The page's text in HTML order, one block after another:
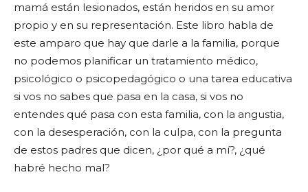
mamá están lesionados, están heridos en su amor
propio y en su representación. Este libro habla de
este amparo que hay que darle a la familia, porque
no podemos planificar un tratamiento médico,
psicológico o psicopedagógico o una tarea educativa
si vos no sabes que pasa en la casa, si vos no
entendes qué pasa con esta familia, con la angustia,
con la desesperación, con la culpa, con la pregunta
de estos padres que dicen, ¿por qué a mí?, ¿qué
habré hecho mal?